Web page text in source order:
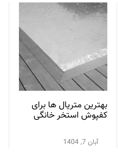
بهترین متریال ها برای
کفپوش استخر خانگی
آبان 7, 1404